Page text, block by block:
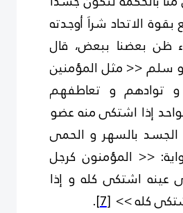
بقوة الاتحاد شراَ أوجدته
ظن بعضنا ببعض، قال
سلم << مثل المؤمنين
توادهم و تعاطفهم
إذا اشتكى منه عضو
الجسد بالسهر و الحمى
<< المؤمنون كرجل
عينه اشتكى كله و إذا
كله >> [7]
.